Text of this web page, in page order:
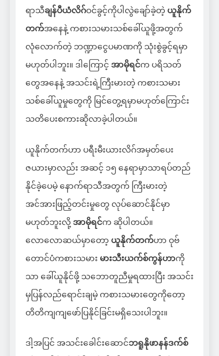
ရာသီချန်ပီယံလိဂ်ဝင်ခွင့်ကိုပါလွဲချော်ခဲ့တဲ့ ယူနိုက်
တက်အနေနဲ့ ကစားသမားသစ်ခေါ်ယူဖို့အတွက်
လုံလောက်တဲ့ ဘဏ္ဍာငွေပမာဏကို သုံးစွဲခွင့်ရမှာ
မဟုတ်ပါဘူး။ ဒါကြောင့် အာမိုရင်က ပရိသတ်
တွေအနေနဲ့ အသင်းရဲ့ကြီးမားတဲ့ ကစားသမား
သစ်ခေါ်ယူမှုတွေကို မြင်တွေ့ရမှာမဟုတ်ကြောင်း
သတိပေးစကားဆိုလာခဲ့ပါတယ်။
ယူနိုက်တက်ဟာ ပရီးမီးယားလိဂ်အမှတ်ပေး
ဇယားမှာလည်း အဆင့် ၁၅ နေရာမှာသာရပ်တည်
နိုင်ခဲ့ပေမဲ့ နောက်ရာသီအတွက် ကြီးမားတဲ့
အင်အားဖြည့်တင်းမှုတွေ လုပ်ဆောင်နိုင်မှာ
မဟုတ်ဘူးလို့ အာမိုရင်က ဆိုပါတယ်။
လောလောဆယ်မှာတော့ ယူနိုက်တက်ဟာ ဝုဗ်
တောင်ပံကစားသမား မားသီးယက်စ်ကွန်ဟာကို
သာ ခေါ်ယူနိုင်ဖို့ သဘောတူညီမှုရထားပြီး အသင်း
မှပြန်လည်ရောင်းချမဲ့ ကစားသမားတွေကိုတော့
တိတိကျကျဖော်ပြနိုင်ခြင်းမရှိသေးပါဘူး။
ဒါ့အပြင် အသင်းခေါင်းဆောင်ဘရူနိုဖာနန်ဒက်စ်